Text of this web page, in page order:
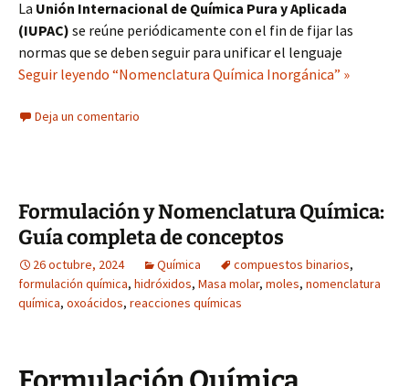
La Unión Internacional de Química Pura y Aplicada
(IUPAC) se reúne periódicamente con el fin de fijar las
normas que se deben seguir para unificar el lenguaje
Seguir leyendo “Nomenclatura Química Inorgánica” »
Deja un comentario
Formulación y Nomenclatura Química:
Guía completa de conceptos
26 octubre, 2024 Química compuestos binarios,
formulación química, hidróxidos, Masa molar, moles, nomenclatura
química, oxoácidos, reacciones químicas